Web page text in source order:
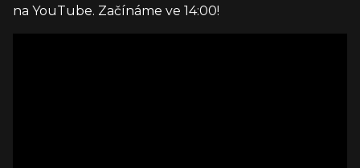
na YouTube. Začínáme ve 14:00!